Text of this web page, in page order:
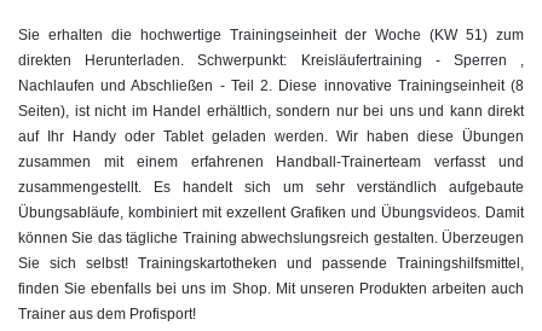
Sie erhalten die hochwertige Trainingseinheit der Woche (KW 51) zum
direkten Herunterladen. Schwerpunkt: Kreisläufertraining - Sperren ,
Nachlaufen und Abschließen - Teil 2 . Diese innovative Trainingseinheit (8
Seiten), ist nicht im Handel erhältlich, sondern nur bei uns und kann direkt
auf Ihr Handy oder Tablet geladen werden. Wir haben diese Übungen
zusammen mit einem erfahrenen Handball-Trainerteam verfasst und
zusammengestellt. Es handelt sich um sehr verständlich aufgebaute
Übungsabläufe, kombiniert mit exzellent Grafiken und Übungsvideos. Damit
können Sie das tägliche Training abwechslungsreich gestalten. Überzeugen
Sie sich selbst! Trainingskartotheken und passende Trainingshilfsmittel,
finden Sie ebenfalls bei uns im Shop. Mit unseren Produkten arbeiten auch
Trainer aus dem Profisport!